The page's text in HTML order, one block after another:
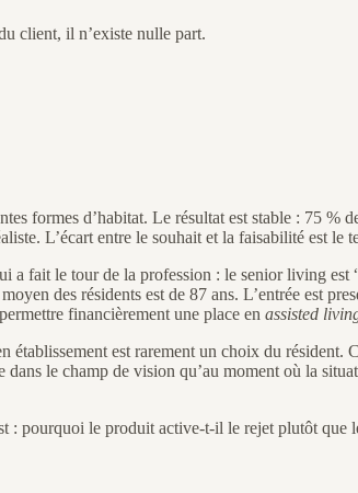
client, il n’existe nulle part.
formes d’habitat. Le résultat est stable : 75
L’écart entre le souhait et la faisabilité est le
a fait le tour de la profession : le senior living
des résidents est de 87 ans. L’entrée est
financièrement une place en assisted
établissement est rarement un choix du
dans le champ de vision qu’au moment où la
: pourquoi le produit active-t-il le rejet plutôt que